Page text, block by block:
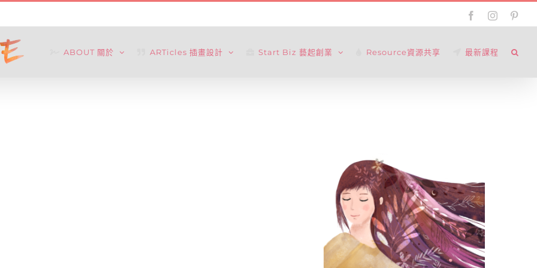
FacebookInstagram
ABOUT 關於 ARTicles 插畫設計 Start Biz 藝起創業 Resource資源共享 最新課程